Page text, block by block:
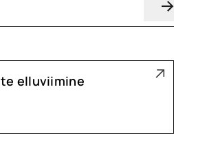
elluviimine